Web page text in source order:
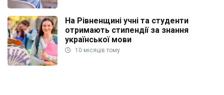
На Рівненщині учні та студенти
отримають стипендії за знання
української мови
10 місяців тому